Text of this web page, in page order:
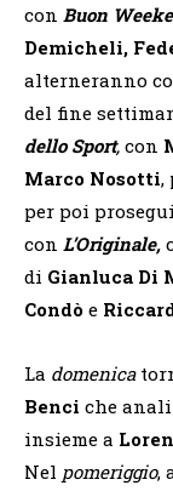
con Buon
Demicheli,
alterneranno
del fine
dello Sport, con
Marco Nosotti,
per poi
con L’Originale,
di Gianluca Di
Condò e
La domenica
Benci che
insieme a
Nel pomeriggio,